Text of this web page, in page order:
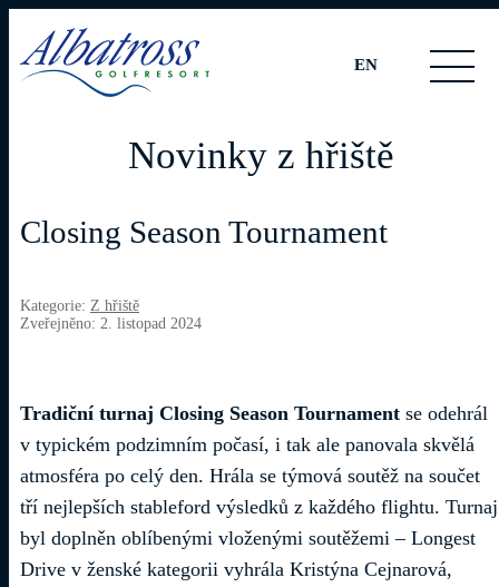
EN
Novinky z hřiště
Closing Season Tournament
Kategorie: Z hřiště
Zveřejněno: 2. listopad 2024
Tradiční turnaj Closing Season Tournament se odehrál
v typickém podzimním počasí, i tak ale panovala skvělá
atmosféra po celý den. Hrála se týmová soutěž na součet
tří nejlepších stableford výsledků z každého flightu. Turnaj
byl doplněn oblíbenými vloženými soutěžemi – Longest
Drive v ženské kategorii vyhrála Kristýna Cejnarová,